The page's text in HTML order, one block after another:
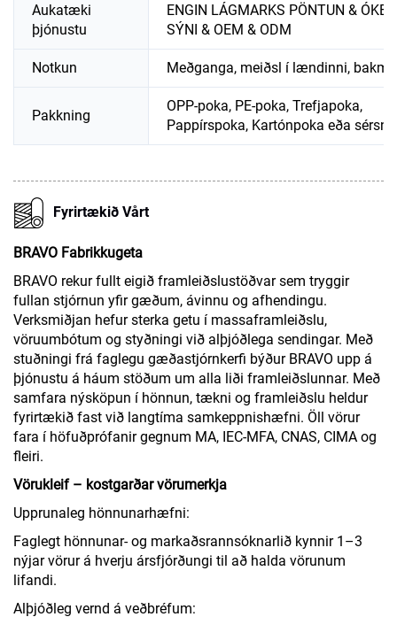
Aukatæki
þjónustu
ENGIN LÁGMARKS PÖNTUN &
SÝNI & OEM & ODM
Notkun Meðganga, meiðsl í lændinni,
Pakkning
OPP-poka, PE-poka, Trefjapoka,
Pappírspoka, Kartónpoka eða
Fyrirtækið Vårt
BRAVO Fabrikkugeta
BRAVO rekur fullt eigið framleiðslustöðvar sem tryggir
fullan stjórnun yfir gæðum, ávinnu og afhendingu.
Verksmiðjan hefur sterka getu í massaframleiðslu,
vöruumbótum og styðningi við alþjóðlega sendingar. Með
stuðningi frá faglegu gæðastjórnkerfi býður BRAVO upp á
þjónustu á háum stöðum um alla liði framleiðslunnar. Með
samfara nýsköpun í hönnun, tækni og framleiðslu heldur
fyrirtækið fast við langtíma samkeppnishæfni. Öll vörur
fara í höfuðprófanir gegnum MA, IEC-MFA, CNAS, CIMA og
fleiri.
Vörukleif – kostgarðar vörumerkja
Upprunaleg hönnunarhæfni:
Faglegt hönnunar- og markaðsrannsóknarlið kynnir 1–3
nýjar vörur á hverju ársfjórðungi til að halda vörunum
lifandi.
Alþjóðleg vernd á veðbréfum: